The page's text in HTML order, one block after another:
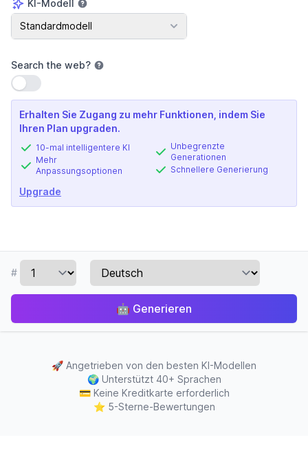
KI-Modell
KI-Modell
Standardmodell
Search the web?
Einstellung verwenden
Erhalten Sie Zugang zu mehr Funktionen, indem Sie
Ihren Plan upgraden.
10-mal intelligentere KI
Mehr
Anpassungsoptionen
Unbegrenzte
Generationen
Schnellere Generierung
Upgrade
#
🤖 Generieren
🚀 Angetrieben von den besten KI-Modellen
🌍 Unterstützt 40+ Sprachen
💳 Keine Kreditkarte erforderlich
⭐ 5-Sterne-Bewertungen